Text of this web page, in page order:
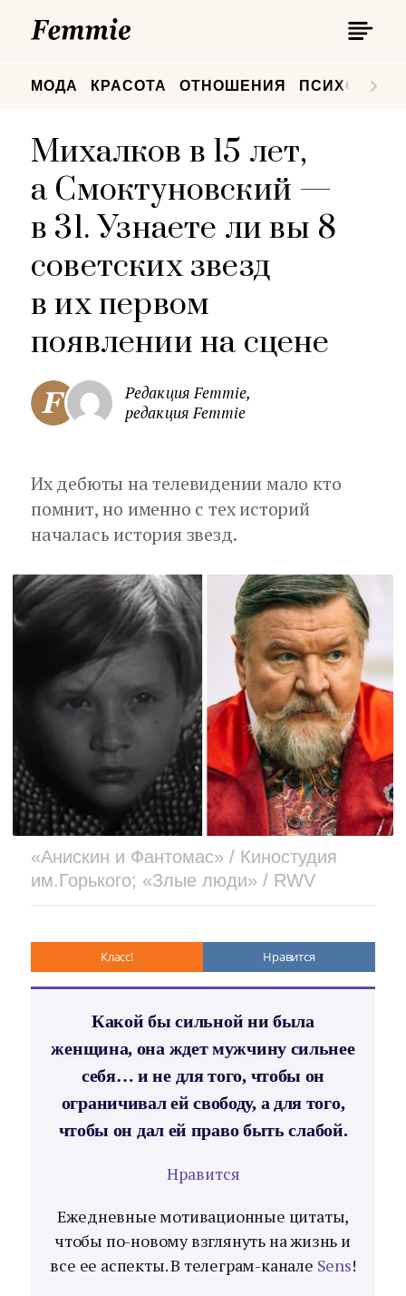
МОДА КРАСОТА ОТНОШЕНИЯ
Михалков в 15 лет,
а Смоктуновский —
в 31. Узнаете ли вы 8
советских звезд
в их первом
появлении на сцене
Редакция Femmie,
редакция Femmie
Их дебюты на телевидении мало кто
помнит, но именно с тех историй
началась история звезд.
«Анискин и Фантомас» / Киностудия
им.Горького; «Злые люди» / RWV
Класс! Нравится
Какой бы сильной ни была
женщина, она ждет мужчину сильнее
себя… и не для того, чтобы он
ограничивал ей свободу, а для того,
чтобы он дал ей право быть слабой.
Нравится
Ежедневные мотивационные цитаты,
чтобы по-новому взглянуть на жизнь и
все ее аспекты. В телеграм-канале Sens!